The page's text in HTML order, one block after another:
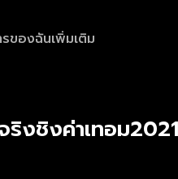
รของฉันเพิ่มเติม
ริงชิงค่าเทอม